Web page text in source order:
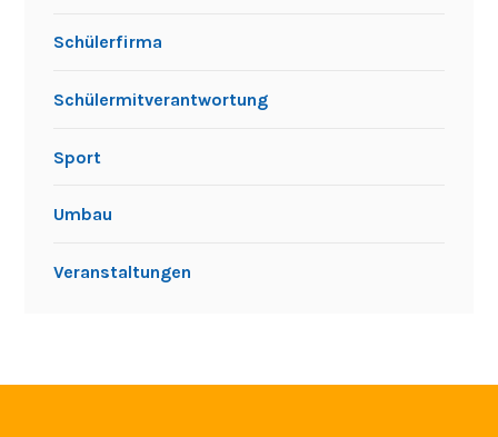
Schülerfirma
Schülermitverantwortung
Sport
Umbau
Veranstaltungen